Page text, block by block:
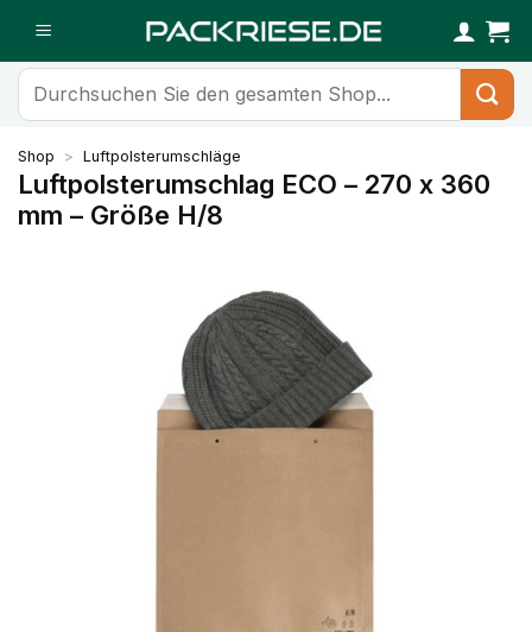
Inhalt
springen
Suchen
nach:
Shop > Luftpolsterumschläge
Luftpolsterumschlag ECO – 270 x 360
mm – Größe H/8